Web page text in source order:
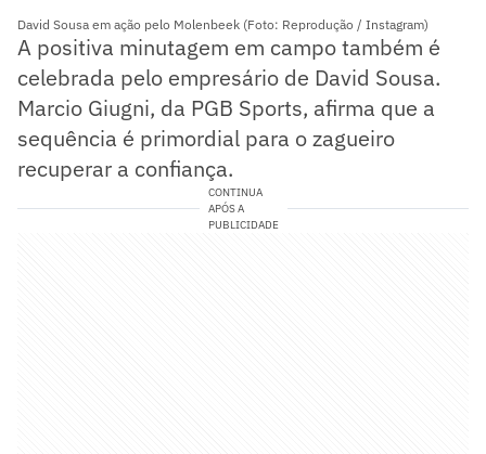
David Sousa em ação pelo Molenbeek (Foto: Reprodução / Instagram)
A positiva minutagem em campo também é
celebrada pelo empresário de David Sousa.
Marcio Giugni, da PGB Sports, afirma que a
sequência é primordial para o zagueiro
recuperar a confiança.
CONTINUA
APÓS A
PUBLICIDADE